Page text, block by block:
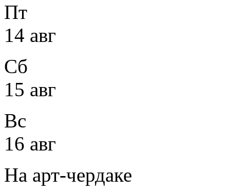
Пт
14 авг
Сб
15 авг
Вс
16 авг
На арт-чердаке